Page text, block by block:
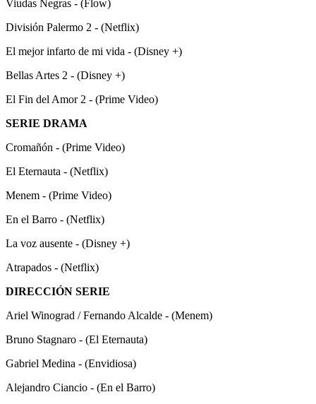
Viudas Negras - (Flow)
División Palermo 2 - (Netflix)
El mejor infarto de mi vida - (Disney +)
Bellas Artes 2 - (Disney +)
El Fin del Amor 2 - (Prime Video)
SERIE DRAMA
Cromañón - (Prime Video)
El Eternauta - (Netflix)
Menem - (Prime Video)
En el Barro - (Netflix)
La voz ausente - (Disney +)
Atrapados - (Netflix)
DIRECCIÓN SERIE
Ariel Winograd / Fernando Alcalde - (Menem)
Bruno Stagnaro - (El Eternauta)
Gabriel Medina - (Envidiosa)
Alejandro Ciancio - (En el Barro)